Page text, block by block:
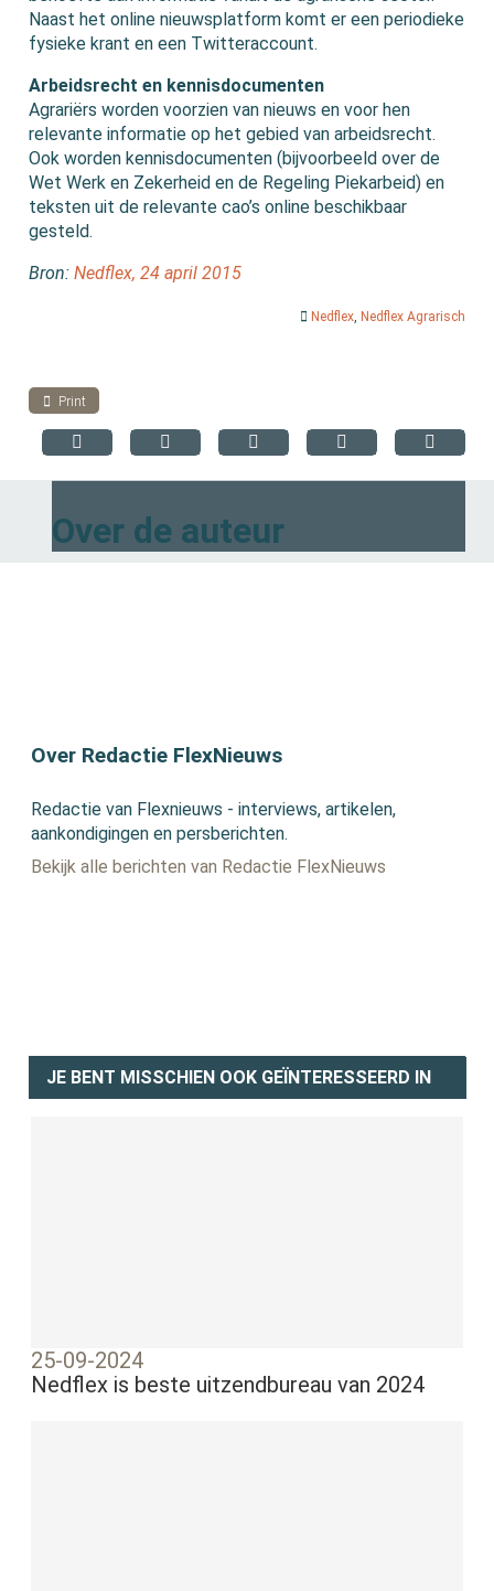
Naast het online nieuwsplatform komt er een periodieke
fysieke krant en een Twitteraccount.
Arbeidsrecht en kennisdocumenten
Agrariërs worden voorzien van nieuws en voor hen
relevante informatie op het gebied van arbeidsrecht.
Ook worden kennisdocumenten (bijvoorbeeld over de
Wet Werk en Zekerheid en de Regeling Piekarbeid) en
teksten uit de relevante cao’s online beschikbaar
gesteld.
Bron:Nedflex, 24 april 2015
Nedflex, Nedflex Agrarisch
Print
Over de auteur
Over Redactie FlexNieuws
Redactie van Flexnieuws - interviews, artikelen,
aankondigingen en persberichten.
Bekijk alle berichten van Redactie FlexNieuws
JE BENT MISSCHIEN OOK GEÏNTERESSEERD IN
25-09-2024
Nedflex is beste uitzendbureau van 2024